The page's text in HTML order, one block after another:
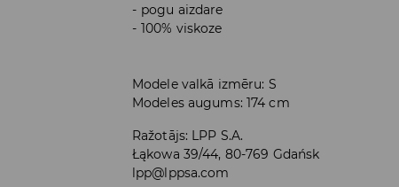
pogu aizdare
100% viskoze
Modele valkā izmēru: S
Modeles augums: 174 cm
Ražotājs: LPP S.A.
Łąkowa 39/44, 80-769 Gdańsk
lpp@lppsa.com